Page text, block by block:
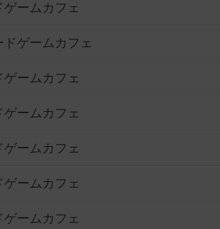
ームカフェ
ゲームカフェ
ームカフェ
ームカフェ
ームカフェ
ームカフェ
ームカフェ